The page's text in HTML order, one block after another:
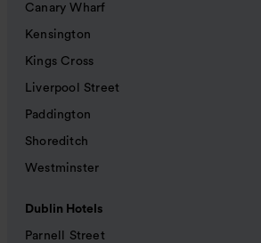
Canary Wharf
Kensington
Kings Cross
Liverpool Street
Paddington
Shoreditch
Westminster
Dublin Hotels
Parnell Street